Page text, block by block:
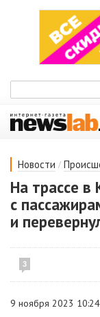
Новости /
На трассе в
с
и
3
9 ноября 2023 10:24